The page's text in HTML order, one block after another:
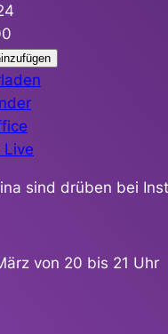
Live
sind drüben bei
von 20 bis 21 Uhr